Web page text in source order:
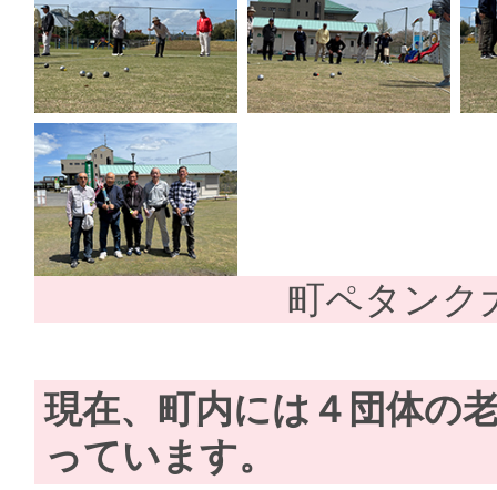
町ペタンク
現在、町内には４団体の
っています。